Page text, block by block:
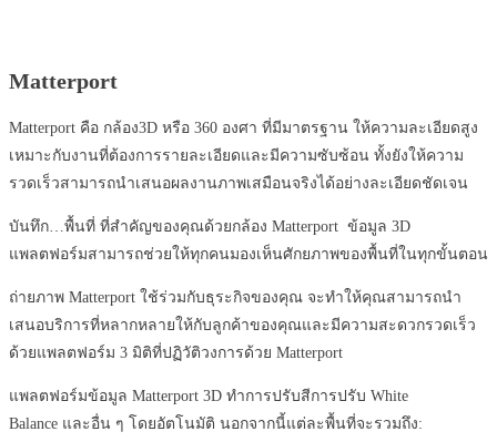
Matterport
Matterport คือ กล้อง3D หรือ 360 องศา ที่มีมาตรฐาน ให้ความละเอียดสูง
เหมาะกับงานที่ต้องการรายละเอียดและมีความซับซ้อน ทั้งยังให้ความ
รวดเร็วสามารถนำเสนอผลงานภาพเสมือนจริงได้อย่างละเอียดชัดเจน
บันทึก…พื้นที่ ที่สำคัญของคุณด้วยกล้อง Matterport ข้อมูล 3D
แพลตฟอร์มสามารถช่วยให้ทุกคนมองเห็นศักยภาพของพื้นที่ในทุกขั้นตอน
ถ่ายภาพ Matterport ใช้ร่วมกับธุระกิจของคุณ จะทำให้คุณสามารถนำ
เสนอบริการที่หลากหลายให้กับลูกค้าของคุณและมีความสะดวกรวดเร็ว
ด้วยแพลตฟอร์ม 3 มิติที่ปฏิวัติวงการด้วย Matterport
แพลตฟอร์มข้อมูล Matterport 3D ทำการปรับสีการปรับ White
Balance และอื่น ๆ โดยอัตโนมัติ นอกจากนี้แต่ละพื้นที่จะรวมถึง: